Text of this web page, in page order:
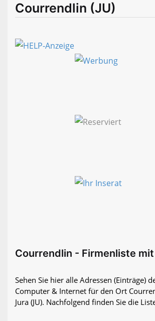
Courrendlin (JU)
Courrendlin - Firmenliste
Sehen Sie hier alle Adressen (Einträge)
Computer & Internet für den Ort
Jura (JU). Nachfolgend finden Sie die